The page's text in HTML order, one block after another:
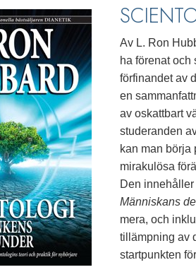
Träffa en scientolog
Inne i en Kyrka
Scientologins grundprinciper
En introduktion till Dianetik
Kärlek och hat –
Vad är storhet?
Av L. Ron
ha förenat
förfinandet av
en
av oskattbart
studeranden
kan man börja
mirakulösa
Den innehåller
Människans
mera, och
tillämpning av
startpunkten